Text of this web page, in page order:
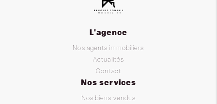
L'agence
Nos agents immobiliers
Actualités
Contact
Nos services
Nos biens vendus